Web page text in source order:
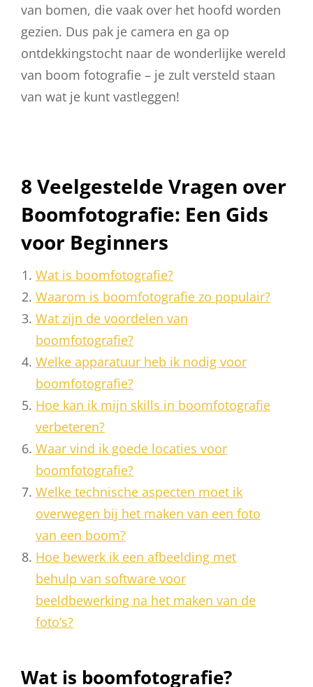
van bomen, die vaak over het hoofd worden
gezien. Dus pak je camera en ga op
ontdekkingstocht naar de wonderlijke wereld
van boom fotografie – je zult versteld staan ​​
van wat je kunt vastleggen!
8 Veelgestelde Vragen over
Boomfotografie: Een Gids
voor Beginners
Wat is boomfotografie?
Waarom is boomfotografie zo populair?
Wat zijn de voordelen van
boomfotografie?
Welke apparatuur heb ik nodig voor
boomfotografie?
Hoe kan ik mijn skills in boomfotografie
verbeteren?
Waar vind ik goede locaties voor
boomfotografie?
Welke technische aspecten moet ik
overwegen bij het maken van een foto
van een boom?
Hoe bewerk ik een afbeelding met
behulp van software voor
beeldbewerking na het maken van de
foto’s?
Wat is boomfotografie?